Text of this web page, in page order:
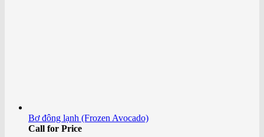
Bơ đông lạnh (Frozen Avocado)
Call for Price